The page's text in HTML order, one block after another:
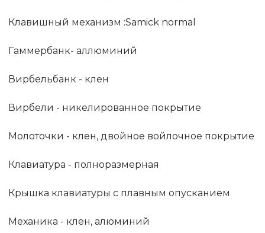
Клавишный механизм :Samick normal
Гаммербанк- аллюминий
Вирбельбанк - клен
Вирбели - никелированное покрытие
Молоточки - клен, двойное войлочное покрытие
Клавиатура - полноразмерная
Крышка клавиатуры с плавным опусканием
Механика - клен, алюминий